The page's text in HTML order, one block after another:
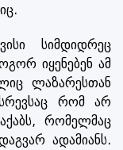
სიმდიდრეც
იყენებენ ამ
ლაზარესთან
რომ არ
რომელმაც
ადამიანს.